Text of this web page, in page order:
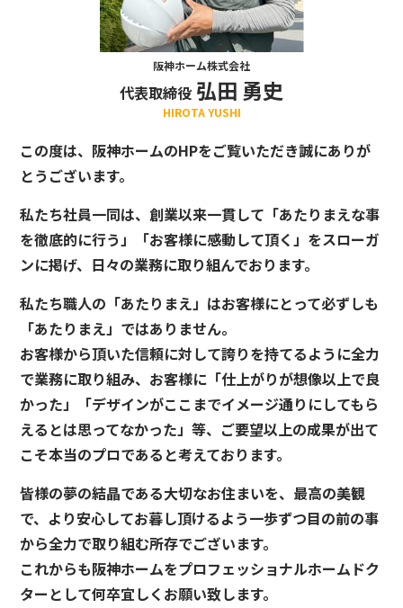
阪神ホーム株式会社
代表取締役 弘田 勇史
HIROTA YUSHI
この度は、阪神ホームのHPをご覧いただき誠にありが
とうございます。
私たち社員一同は、創業以来一貫して「あたりまえな事
を徹底的に行う」「お客様に感動して頂く」をスローガ
ンに掲げ、日々の業務に取り組んでおります。
私たち職人の「あたりまえ」はお客様にとって必ずしも
「あたりまえ」ではありません。
お客様から頂いた信頼に対して誇りを持てるように全力
で業務に取り組み、お客様に「仕上がりが想像以上で良
かった」「デザインがここまでイメージ通りにしてもら
えるとは思ってなかった」等、ご要望以上の成果が出て
こそ本当のプロであると考えております。
皆様の夢の結晶である大切なお住まいを、最高の美観
で、より安心してお暮し頂けるよう一歩ずつ目の前の事
から全力で取り組む所存でございます。
これからも阪神ホームをプロフェッショナルホームドク
ターとして何卒宜しくお願い致します。